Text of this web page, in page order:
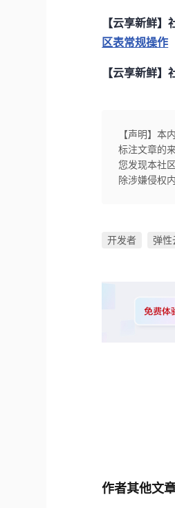
【云享新鲜
区表常规操作
【云享新鲜
【声明】本
标注文章的
您发现本社
除涉嫌侵权
开发者 弹性
作者其他文